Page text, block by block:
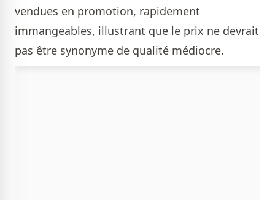
vendues en promotion, rapidement
immangeables, illustrant que le prix ne devrait
pas être synonyme de qualité médiocre.